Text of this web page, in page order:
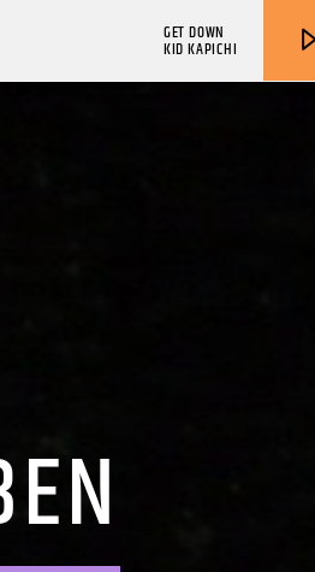
GET DOWN
KID KAPICHI